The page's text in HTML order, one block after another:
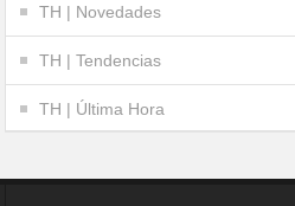
TH | Novedades
TH | Tendencias
TH | Última Hora